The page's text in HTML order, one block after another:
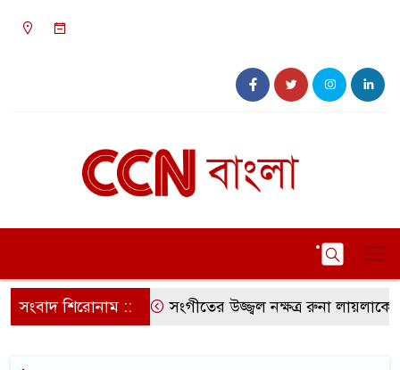
সংবাদ শিরোনাম :: সংগীতের উজ্জ্বল নক্ষত্র রুনা লায়লাকে